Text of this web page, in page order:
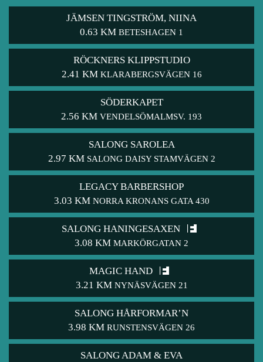
JÄMSEN TINGSTRÖM, NIINA
0.63 KM BETESHAGEN 1
RÖCKNERS KLIPPSTUDIO
2.41 KM KLARABERGSVÄGEN 16
SÖDERKAPET
2.56 KM VENDELSÖMALMSV. 193
SALONG SAROLEA
2.97 KM SALONG DAISY STAMVÄGEN 2
LEGACY BARBERSHOP
3.03 KM NORRA KRONANS GATA 430
SALONG HANINGESAXEN
3.08 KM MARKÖRGATAN 2
MAGIC HAND
3.21 KM NYNÄSVÄGEN 21
SALONG HÅRFORMAR’N
3.98 KM RUNSTENSVÄGEN 26
SALONG ADAM & EVA